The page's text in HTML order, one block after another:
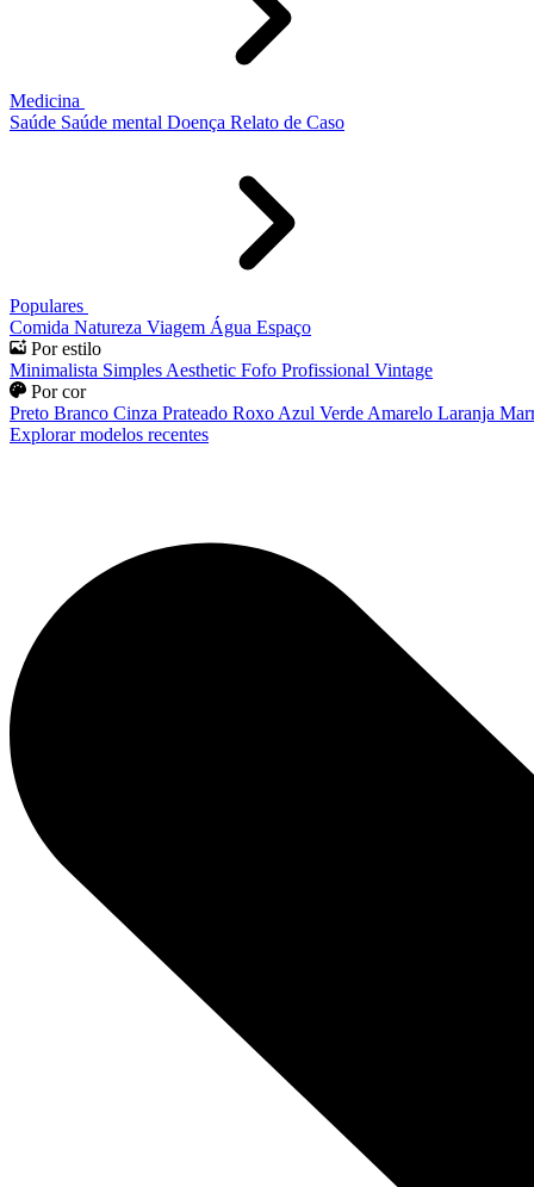
Medicina
Saúde Saúde mental Doença Relato de Caso
Populares
Comida Natureza Viagem Água Espaço
Por estilo
Minimalista Simples Aesthetic Fofo Profissional Vintage
Por cor
Preto Branco Cinza Prateado Roxo Azul Verde Amarelo Laranja
Explorar modelos recentes